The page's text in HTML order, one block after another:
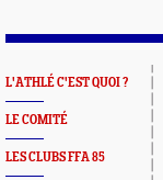
L'ATHLÉ C'EST QUOI ?
LE COMITÉ
LES CLUBS FFA 85